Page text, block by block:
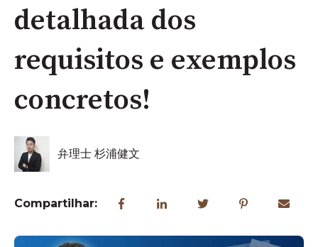
detalhada dos
requisitos e exemplos
concretos!
弁理士 杉浦健文
Compartilhar: